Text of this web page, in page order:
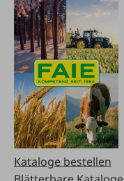
Kataloge bestellen